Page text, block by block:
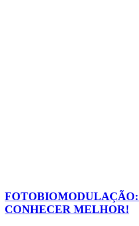
CONHECER MELHOR!